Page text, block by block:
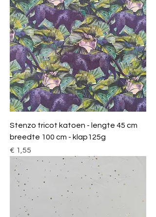
Stenzo tricot katoen - lengte 45 cm
breedte 100 cm - klap125g
Prijs
€ 1,55